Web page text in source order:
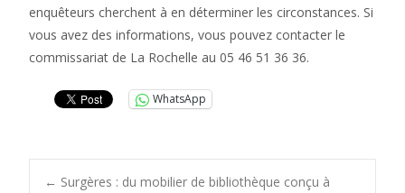
enquêteurs cherchent à en déterminer les circonstances. Si
vous avez des informations, vous pouvez contacter le
commissariat de La Rochelle au 05 46 51 36 36.
WhatsApp
← Surgères : du mobilier de bibliothèque conçu à